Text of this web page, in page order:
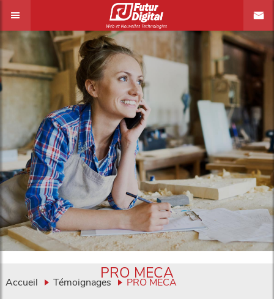
Accueil Témoignages PRO MECA
PRO MECA